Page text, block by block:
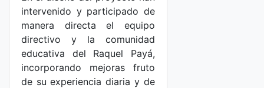
intervenido y participado de
manera directa el equipo
directivo y la comunidad
educativa del Raquel Payá,
incorporando mejoras fruto
de su experiencia diaria y de